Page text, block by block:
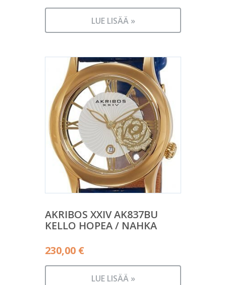
LUE LISÄÄ »
AKRIBOS XXIV AK837BU
KELLO HOPEA / NAHKA
230,00 €
LUE LISÄÄ »